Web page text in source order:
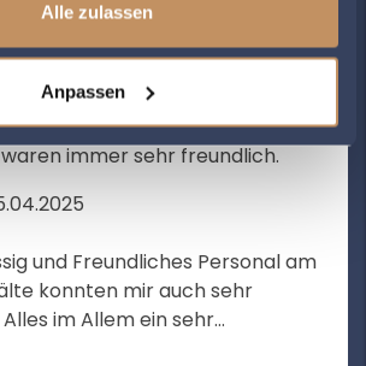
Alle zulassen
Anpassen
– 10.09.2025
Herr Ringelstein sehr gut
gefühlt. Seine
immer sehr freundlich.
und Freundliches Personal am
konnten mir auch sehr
Würde ich weiter